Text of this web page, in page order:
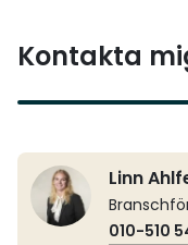
Kontakta
Linn
010-510